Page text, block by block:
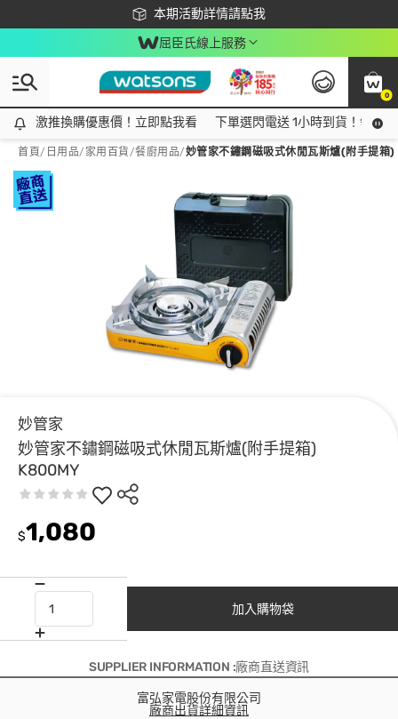
本期活動詳情請點我
下載app最高回饋$350
屈臣氏線上服務
0
激推換購優惠價！立即點我看
激推換購優惠價！立即點我看 下單選閃電送 1小時到貨！領神
首頁/ 日用品/ 家用百貨/餐廚用品/妙管家不鏽鋼磁吸式休閒瓦斯爐(附手提箱
妙管家
妙管家不鏽鋼磁吸式休閒瓦斯爐(附手提箱)
K800MY
$1,080
加入購物袋
SUPPLIER INFORMATION :廠商直送資訊
富弘家電股份有限公司
廠商出貨詳細資訊